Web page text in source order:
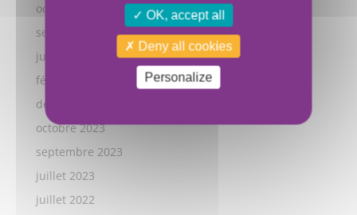
octobre 2024
septembre 2024
juillet 2024
février 2024
décembre 2023
octobre 2023
septembre 2023
juillet 2023
juillet 2022
OK, accept all
Deny all cookies
Personalize